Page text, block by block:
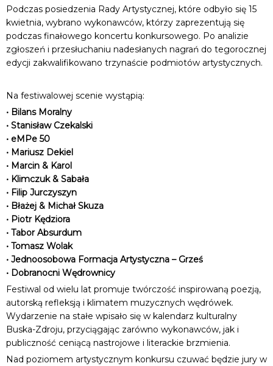
Podczas posiedzenia Rady Artystycznej, które odbyło się 15
kwietnia, wybrano wykonawców, którzy zaprezentują się
podczas finałowego koncertu konkursowego. Po analizie
zgłoszeń i przesłuchaniu nadesłanych nagrań do tegorocznej
edycji zakwalifikowano trzynaście podmiotów artystycznych.
Na festiwalowej scenie wystąpią:
• Bilans Moralny
• Stanisław Czekalski
• eMPe 50
• Mariusz Dekiel
• Marcin & Karol
• Klimczuk & Sabała
• Filip Jurczyszyn
• Błażej & Michał Skuza
• Piotr Kędziora
• Tabor Absurdum
• Tomasz Wolak
• Jednoosobowa Formacja Artystyczna – Grześ
• Dobranocni Wędrownicy
Festiwal od wielu lat promuje twórczość inspirowaną poezją,
autorską refleksją i klimatem muzycznych wędrówek.
Wydarzenie na stałe wpisało się w kalendarz kulturalny
Buska-Zdroju, przyciągając zarówno wykonawców, jak i
publiczność ceniącą nastrojowe i literackie brzmienia.
Nad poziomem artystycznym konkursu czuwać będzie jury w